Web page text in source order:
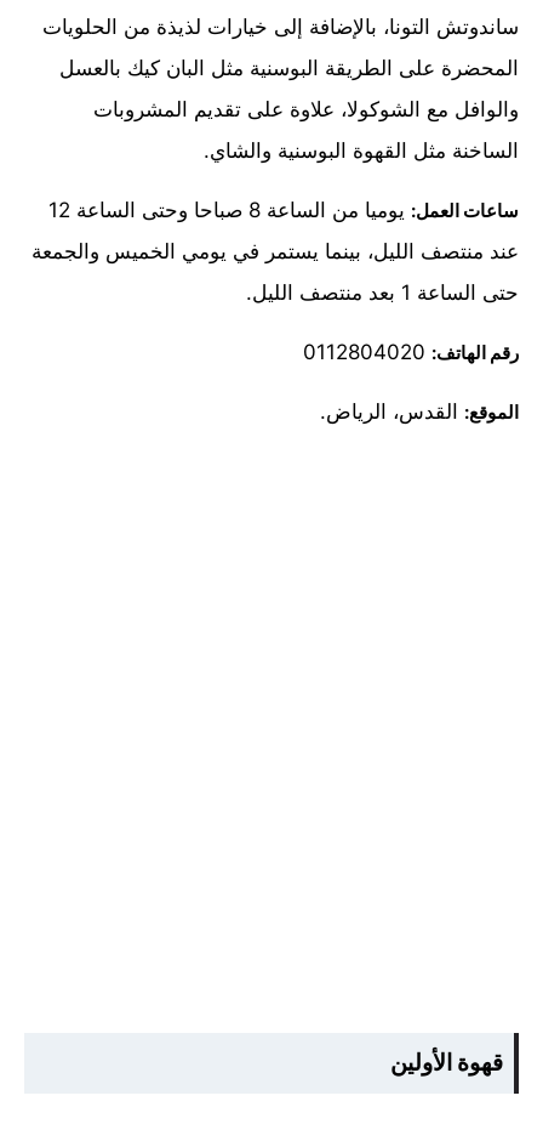
ساندوتش التونا، بالإضافة إلى خيارات لذيذة من الحلويات
المحضرة على الطريقة البوسنية مثل البان كيك بالعسل
والوافل مع الشوكولا، علاوة على تقديم المشروبات
الساخنة مثل القهوة البوسنية والشاي.
ساعات العمل:
يوميا من الساعة 8 صباحا وحتى الساعة 12
عند منتصف الليل، بينما يستمر في يومي الخميس والجمعة
حتى الساعة 1 بعد منتصف الليل.
رقم الهاتف:
الموقع: القدس، الرياض.
قهوة الأولين